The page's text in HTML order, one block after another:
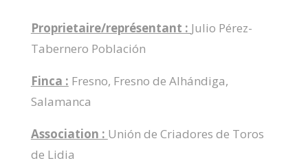
Proprietaire/représentant : Julio Pérez-
Tabernero Población
Finca : Fresno, Fresno de Alhándiga,
Salamanca
Association : Unión de Criadores de Toros
de Lidia